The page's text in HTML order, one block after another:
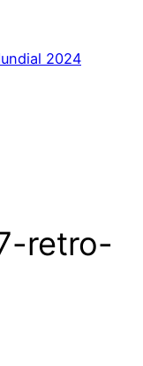
2024
retro-